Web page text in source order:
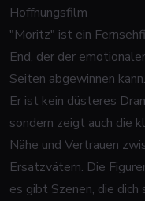
Hoffnungsfilm
"Moritz" ist ein
End, der der
Seiten abgewinnen
Er ist kein düsteres
sondern zeigt auch die
Nähe und Vertrauen
Ersatzvätern. Die
es gibt Szenen, die